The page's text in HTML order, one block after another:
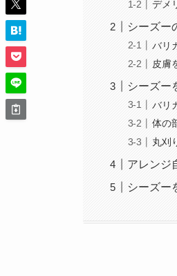
デメ
シーズー
バリ
皮膚
シーズー
バリ
体の
丸刈
アレンジ
シーズー